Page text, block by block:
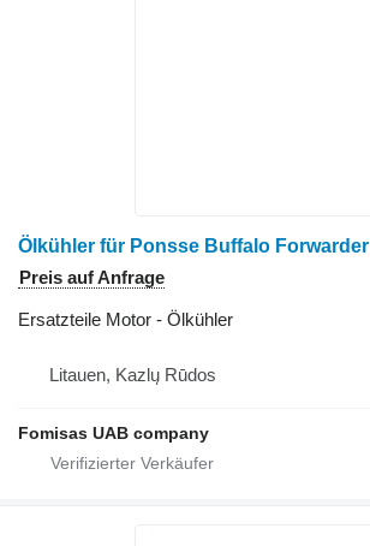
Ölkühler für Ponsse Buffalo Forwarder
Preis auf Anfrage
Ersatzteile Motor - Ölkühler
Litauen, Kazlų Rūdos
Fomisas UAB company